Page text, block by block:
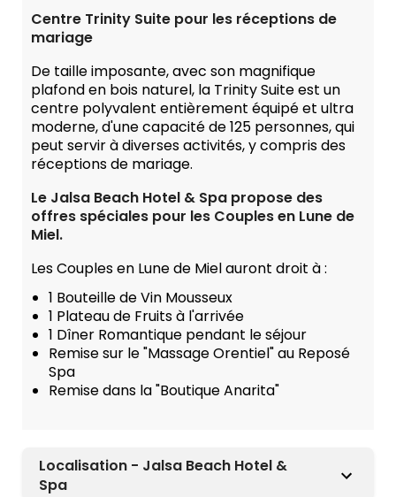
Centre Trinity Suite pour les réceptions de
mariage
De taille imposante, avec son magnifique
plafond en bois naturel, la Trinity Suite est un
centre polyvalent entièrement équipé et ultra
moderne, d'une capacité de 125 personnes, qui
peut servir à diverses activités, y compris des
réceptions de mariage.
Le Jalsa Beach Hotel & Spa propose des
offres spéciales pour les Couples en Lune de
Miel.
Les Couples en Lune de Miel auront droit à :
1 Bouteille de Vin Mousseux
1 Plateau de Fruits à l'arrivée
1 Dîner Romantique pendant le séjour
Remise sur le "Massage Orentiel" au Reposé
Spa
Remise dans la "Boutique Anarita"
Localisation - Jalsa Beach Hotel &
Spa